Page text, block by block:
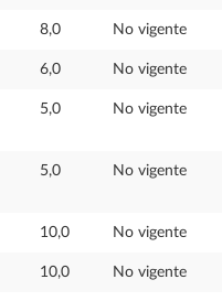
8,0 No vigente
6,0 No vigente
5,0 No vigente
5,0 No vigente
10,0 No vigente
10,0 No vigente